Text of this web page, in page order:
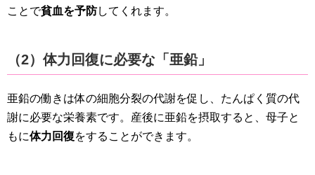
ことで貧血を予防してくれます。
（2）体力回復に必要な「亜鉛」
亜鉛の働きは体の細胞分裂の代謝を促し、たんぱく質の代
謝に必要な栄養素です。産後に亜鉛を摂取すると、母子と
もに体力回復をすることができます。